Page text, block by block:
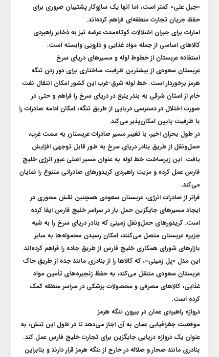
«جبل علی» کمتر است، اما آنها یک سازوکار پشتیبان ضروری برای
حفظ جریان تجارت منطقه‌ای فراهم کرده‌اند.
امارات برای جبران اختلالات کوتاه‌مدت عرضه نیز به ذخایر راهبردی
کالا‌های اساسی از جمله مواد غذایی و دارویی وابسته است.
استفاده عربستان از خطوط لوله و مسیر‌های دریای سرخ
عربستان سعودی از بیشترین ظرفیت ساختاری برای دور زدن تنگه
هرمز برخوردار است. خط لوله شرق-غرب این کشور امکان انتقال نفت
خام از استان شرقی به بندر ینبع در دریای سرخ را فراهم و حتی در
صورت اختلال در دسترسی دریایی از طریق تنگه، امکان ادامه صادرات را
با ظرفیت پایین امکان‌پذیر می‌کند.
در طول بحران اخیر، با تغییر مسیر صادرات عربستان به سمت غرب،
حمل‌و‌نقل از طریق بنادر دریای سرخ به طور قابل توجهی افزایش
یافت. این زیرساخت خط لوله به عنوان مسیر اصلی عبور انرژی خلیج
فارس عمل کرده و مزیت راهبردی کریدور‌های صادراتی متنوع را نمایان
می‌کند.
فراتر از صادرات انرژی، عربستان سعودی همچنین نقش محوری در
ایجاد مسیر‌های جایگزین حمل بار در سراسر خلیج فارس ایفا کرده
است. کریدور‌های حمل‌و‌نقل زمینی که بنادر دریای سرخ را به شبه
جزیره عربستان متصل می‌کنند، امکان رسیدن محموله‌ها به سایر
بازار‌های شورای همکاری خلیج فارس از طریق جاده را فراهم کرده‌اند.
این مدل «پل زمینی»، که کالا‌ها را از بنادری مانند جده از طریق خاک
عربستان سعودی منتقل می‌کند، به حفظ زنجیره‌های تأمین مواد
غذایی، کالا‌های مصرفی و محصولات پزشکی در سراسر منطقه کمک
کرده است.
دروازه راهبردی عمان در بیرون تنگه هرمز
موقعیت جغرافیایی عمان به آن اجاز می‌دهد تا در طول این تنش، به
عنوان یک دروازه دریایی جایگزین برای تجارت خلیج فارس عمل کند.
بنادری مانند صحار و صلاله در خارج از تنگه هرمز قرار دارند و بنابراین